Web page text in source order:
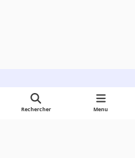
Rechercher Menu